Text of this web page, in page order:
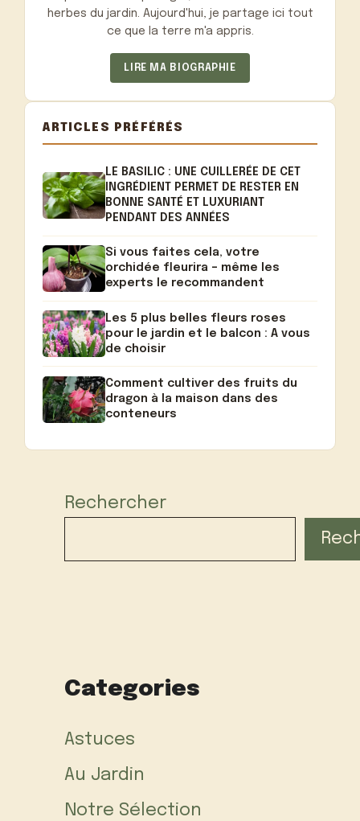
herbes du jardin. Aujourd'hui, je partage ici tout
ce que la terre m'a appris.
LIRE MA BIOGRAPHIE
ARTICLES PRÉFÉRÉS
LE BASILIC : UNE CUILLERÉE DE CET
INGRÉDIENT PERMET DE RESTER EN
BONNE SANTÉ ET LUXURIANT
PENDANT DES ANNÉES
Si vous faites cela, votre
orchidée fleurira – même les
experts le recommandent
Les 5 plus belles fleurs roses
pour le jardin et le balcon : A vous
de choisir
Comment cultiver des fruits du
dragon à la maison dans des
conteneurs
Rechercher
Categories
Astuces
Au Jardin
Notre Sélection